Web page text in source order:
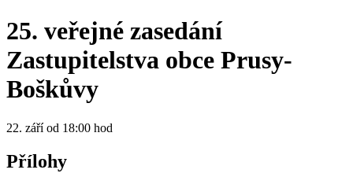
25. veřejné zasedání
Zastupitelstva obce Prusy-
Boškůvy
22. září od 18:00 hod
Přílohy